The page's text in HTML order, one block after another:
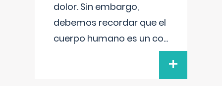
dolor. Sin embargo,
debemos recordar que el
cuerpo humano es un co...
+